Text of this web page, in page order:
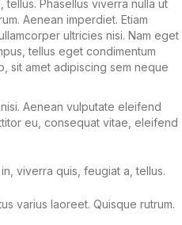
Phasellus viverra nulla ut
Aenean imperdiet. Etiam
ultricies nisi. Nam eget
tellus eget condimentum
sit amet adipiscing sem neque
Aenean vulputate eleifend
eu, consequat vitae, eleifend
viverra quis, feugiat a, tellus.
varius laoreet. Quisque rutrum.